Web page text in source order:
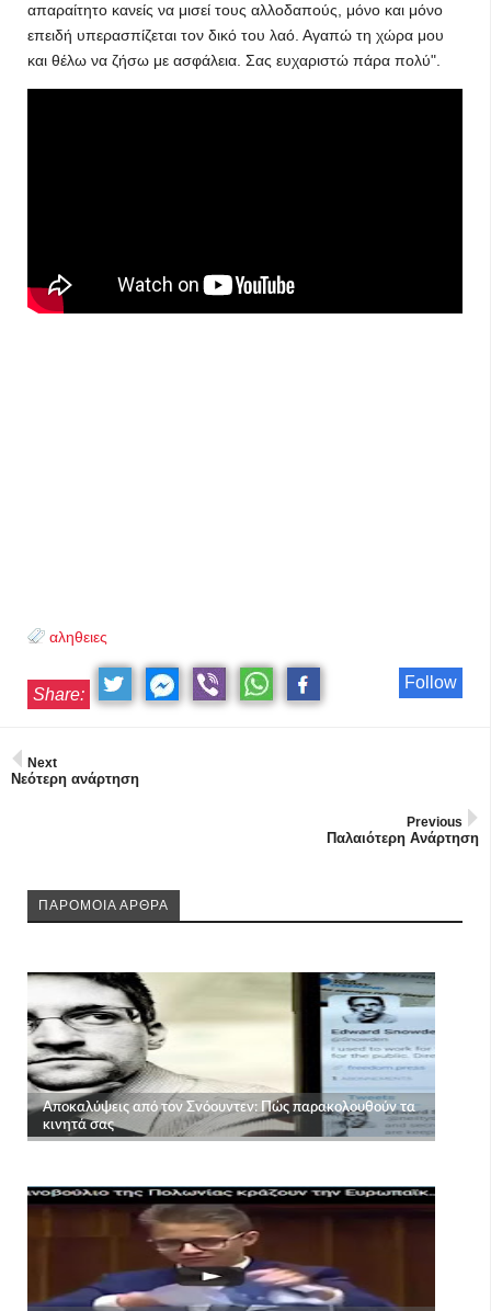
απαραίτητο κανείς να μισεί τους αλλοδαπούς, μόνο και μόνο
επειδή υπερασπίζεται τον δικό του λαό. Αγαπώ τη χώρα μου
και θέλω να ζήσω με ασφάλεια. Σας ευχαριστώ πάρα πολύ".
αληθειες
Follow
Share:
Next
Νεότερη ανάρτηση
Previous
Παλαιότερη Ανάρτηση
ΠΑΡΟΜΟΙΑ ΑΡΘΡΑ